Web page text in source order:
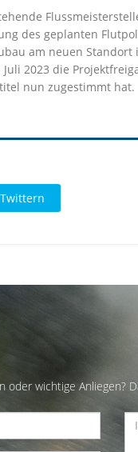
des geplanten
am neuen
Juli 2023 die
nun zugestimmt hat.
Twittern
oder wichtige Anliegen?